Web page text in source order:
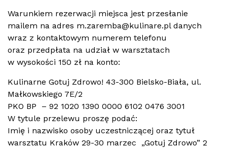
Warunkiem rezerwacji miejsca jest przesłanie
mailem na adres m.zaremba@kulinare.pl danych
wraz z kontaktowym numerem telefonu
oraz przedpłata na udział w warsztatach
w wysokości 150 zł na konto:
Kulinarne Gotuj Zdrowo! 43-300 Bielsko-Biała, ul.
Małkowskiego 7E/2
PKO BP – 92 1020 1390 0000 6102 0476 3001
W tytule przelewu proszę podać:
Imię i nazwisko osoby uczestniczącej oraz tytuł
warsztatu Kraków 29-30 marzec „Gotuj Zdrowo” 2